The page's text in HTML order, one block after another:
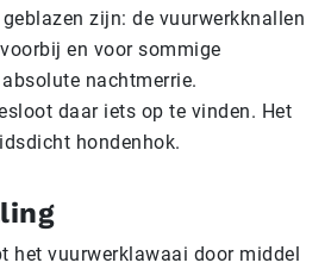
zijn: de vuurwerkknallen
en voor sommige
nachtmerrie.
daar iets op te vinden. Het
hondenhok.
het vuurwerklawaai door middel